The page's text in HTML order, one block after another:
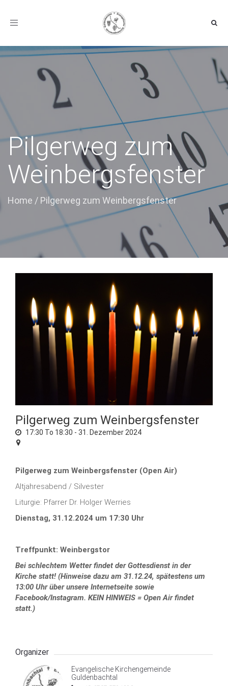
Toggle navigation
Pilgerweg zum
Weinbergsfenster
Home / Pilgerweg zum Weinbergsfenster
Pilgerweg zum Weinbergsfenster
17:30 To 18:30 - 31. Dezember 2024
Pilgerweg zum Weinbergsfenster (Open Air)
Altjahresabend / Silvester
Liturgie: Pfarrer Dr. Holger Werries
Dienstag, 31.12.2024 um 17:30 Uhr
Treffpunkt: Weinbergstor
Bei schlechtem Wetter findet der Gottesdienst in der
Kirche statt! (Hinweise dazu am 31.12.24, spätestens um
13:00 Uhr über unsere Internetseite sowie
Facebook/Instagram. KEIN HINWEIS = Open Air findet
statt.)
Organizer
Evangelische Kirchengemeinde
Guldenbachtal